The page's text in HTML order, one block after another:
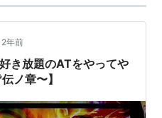
2年前
き放題のATをやってや
ノ章〜】